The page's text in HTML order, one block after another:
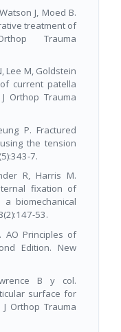
J, Moed B.
treatment of
Trauma
Lee M, Goldstein
current patella
Orthop Trauma
P. Fractured
the tension
7.
R, Harris M.
fixation of
biomechanical
53.
AO Principles of
Edition. New
B y col.
surface for
Orthop Trauma